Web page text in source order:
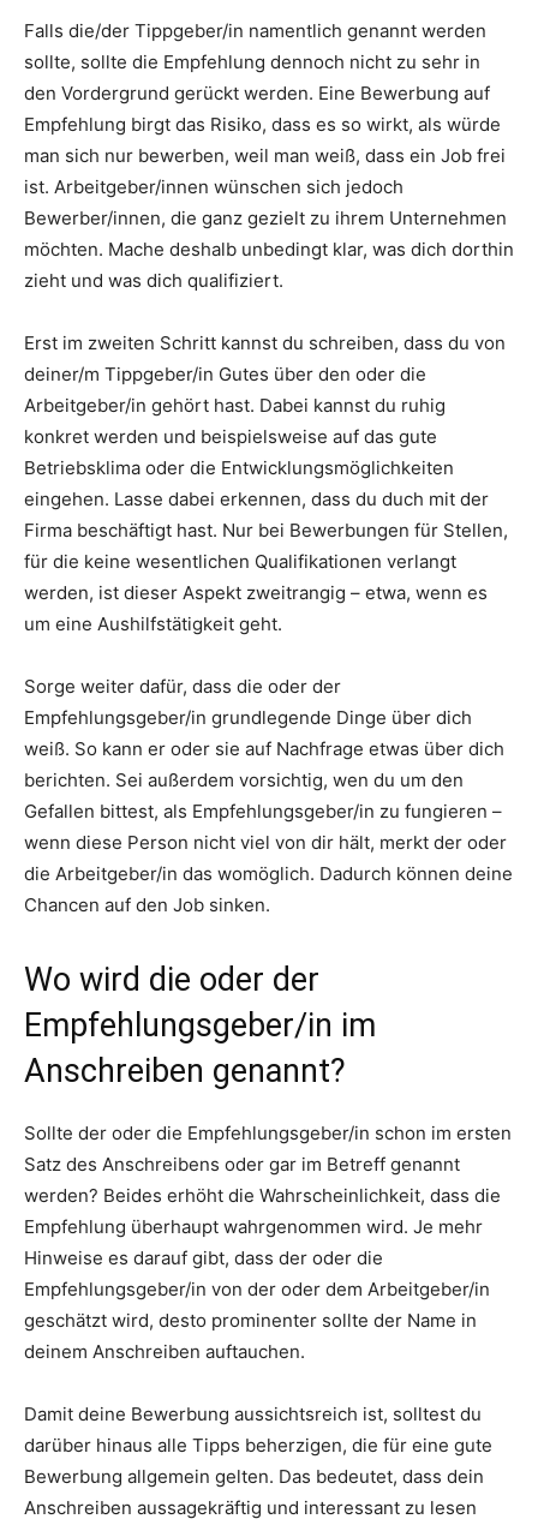
Falls die/der Tippgeber/in namentlich genannt werden
sollte, sollte die Empfehlung dennoch nicht zu sehr in
den Vordergrund gerückt werden. Eine Bewerbung auf
Empfehlung birgt das Risiko, dass es so wirkt, als würde
man sich nur bewerben, weil man weiß, dass ein Job frei
ist. Arbeitgeber/innen wünschen sich jedoch
Bewerber/innen, die ganz gezielt zu ihrem Unternehmen
möchten. Mache deshalb unbedingt klar, was dich dorthin
zieht und was dich qualifiziert.
Erst im zweiten Schritt kannst du schreiben, dass du von
deiner/m Tippgeber/in Gutes über den oder die
Arbeitgeber/in gehört hast. Dabei kannst du ruhig
konkret werden und beispielsweise auf das gute
Betriebsklima oder die Entwicklungsmöglichkeiten
eingehen. Lasse dabei erkennen, dass du duch mit der
Firma beschäftigt hast. Nur bei Bewerbungen für Stellen,
für die keine wesentlichen Qualifikationen verlangt
werden, ist dieser Aspekt zweitrangig – etwa, wenn es
um eine Aushilfstätigkeit geht.
Sorge weiter dafür, dass die oder der
Empfehlungsgeber/in grundlegende Dinge über dich
weiß. So kann er oder sie auf Nachfrage etwas über dich
berichten. Sei außerdem vorsichtig, wen du um den
Gefallen bittest, als Empfehlungsgeber/in zu fungieren –
wenn diese Person nicht viel von dir hält, merkt der oder
die Arbeitgeber/in das womöglich. Dadurch können deine
Chancen auf den Job sinken.
Wo wird die oder der
Empfehlungsgeber/in im
Anschreiben genannt?
Sollte der oder die Empfehlungsgeber/in schon im ersten
Satz des Anschreibens oder gar im Betreff genannt
werden? Beides erhöht die Wahrscheinlichkeit, dass die
Empfehlung überhaupt wahrgenommen wird. Je mehr
Hinweise es darauf gibt, dass der oder die
Empfehlungsgeber/in von der oder dem Arbeitgeber/in
geschätzt wird, desto prominenter sollte der Name in
deinem Anschreiben auftauchen.
Damit deine Bewerbung aussichtsreich ist, solltest du
darüber hinaus alle Tipps beherzigen, die für eine gute
Bewerbung allgemein gelten. Das bedeutet, dass dein
Anschreiben aussagekräftig und interessant zu lesen